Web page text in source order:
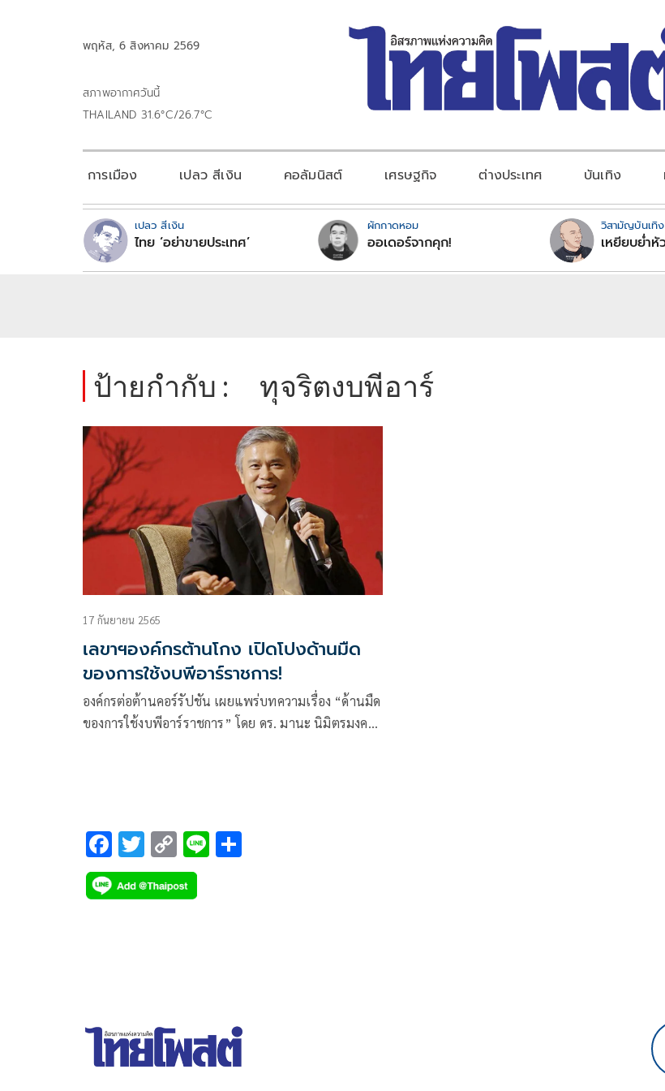
พฤหัส, 6 สิงหาคม 2569
สภาพอากาศวันนี้
THAILAND 31.6°C/26.7°C
การเมือง เปลว สีเงิน คอลัมนิสต์ เศรษฐกิจ ต่างประเทศ บันเทิง
เปลว สีเงิน
ไทย ‘อย่าขายประเทศ’
ผักกาดหอม
ออเดอร์จากคุก!
วิสามัญบันเทิง
เหยียบย่ำหั
ป้ายกำกับ : ทุจริตงบพีอาร์
17 กันยายน 2565
เลขาฯองค์กรต้านโกง เปิดโปงด้านมืด
ของการใช้งบพีอาร์ราชการ!
องค์กรต่อต้านคอร์รัปชัน เผยแพร่บทความเรื่อง “ด้านมืด
ของการใช้งบพีอาร์ราชการ” โดย ดร. มานะ นิมิตรมงคล
F
ac
e
T
wi
tt
C
o
p
Li